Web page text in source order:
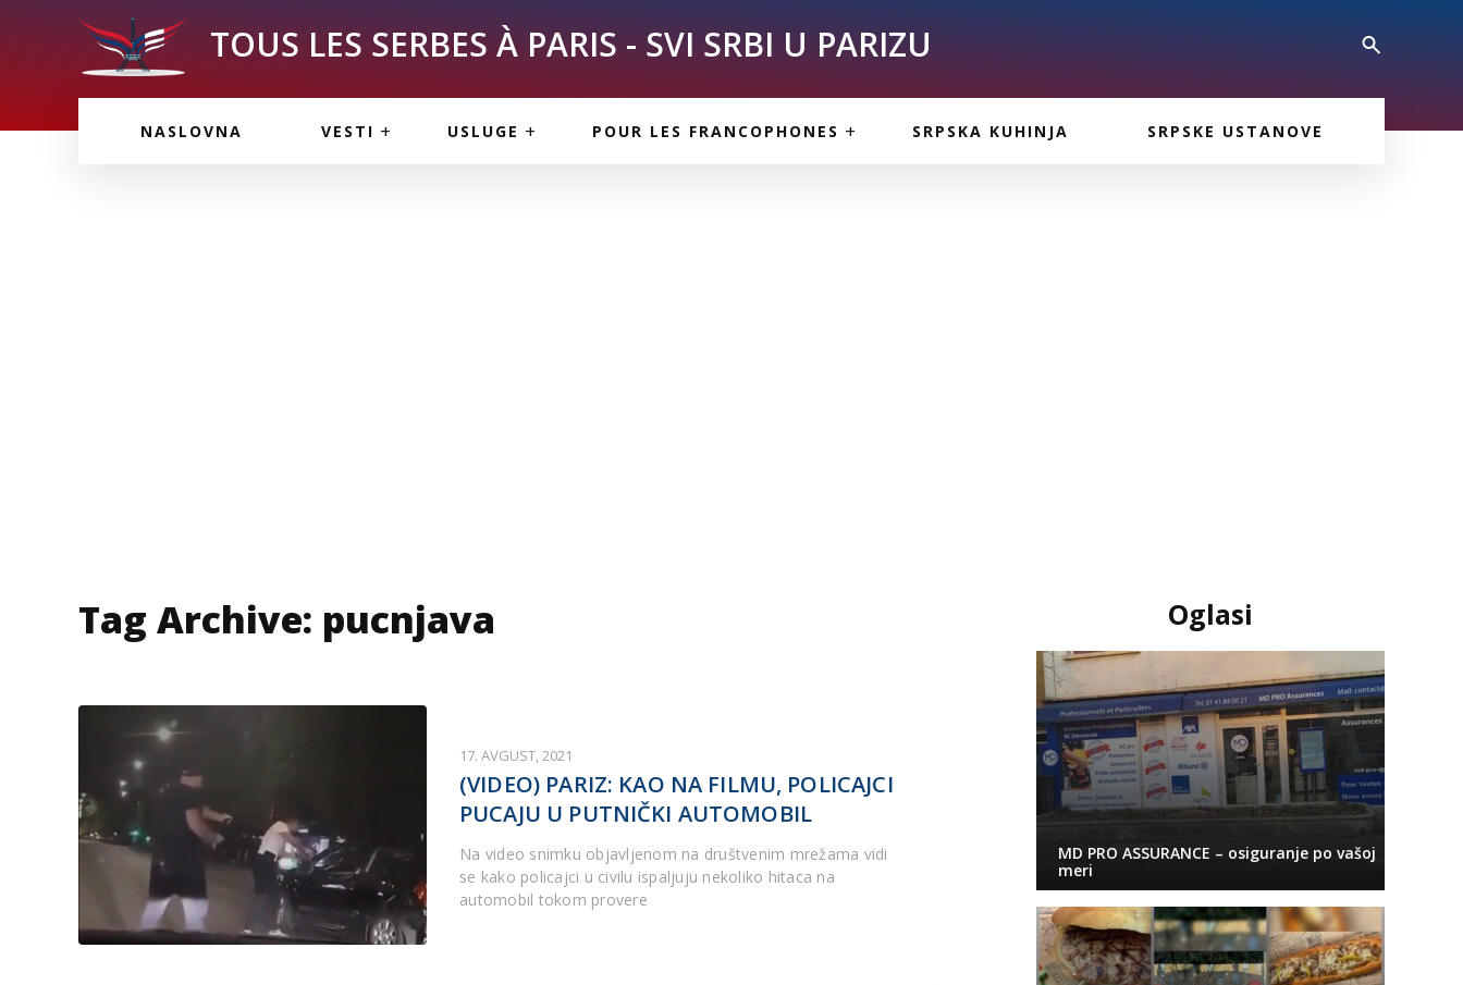
TOUS LES SERBES À PARIS - SVI SRBI U PARIZU
NASLOVNA VESTI USLUGE POUR LES FRANCOPHONES
PARIS
SRPSKA KUHINJA SRPSKE USTANOVE
Tag Archive: pucnjava
17. AVGUST, 2021
(VIDEO) PARIZ: KAO NA FILMU, POLICAJCI
PUCAJU U PUTNIČKI AUTOMOBIL
Na video snimku objavljenom na društvenim mrežama vidi
se kako policajci u civilu ispaljuju nekoliko hitaca na
automobil tokom provere
Oglasi
MD PRO ASSURANCE – osiguranje po vašoj
meri